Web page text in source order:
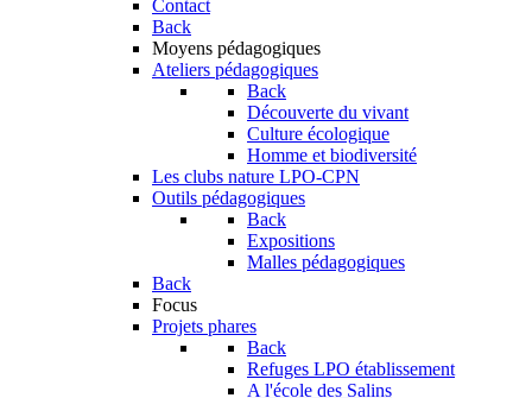
Contact
Back
Moyens pédagogiques
Ateliers pédagogiques
Back
Découverte du vivant
Culture écologique
Homme et biodiversité
Les clubs nature LPO-CPN
Outils pédagogiques
Back
Expositions
Malles pédagogiques
Back
Focus
Projets phares
Back
Refuges LPO établissement
A l'école des Salins